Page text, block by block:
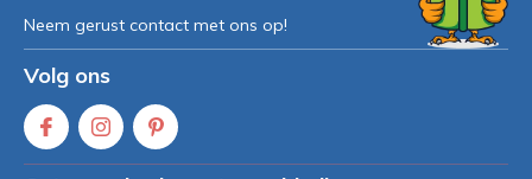
Neem gerust contact met ons op!
Volg ons